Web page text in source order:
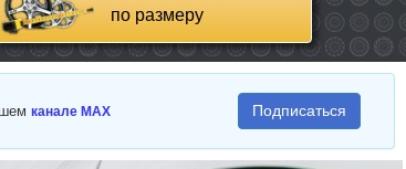
по размеру
канале MAX Подписаться